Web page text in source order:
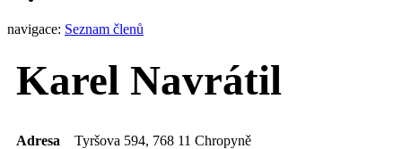
navigace: Seznam členů
Karel Navrátil
Adresa
Tyršova 594, 768 11 Chropyně